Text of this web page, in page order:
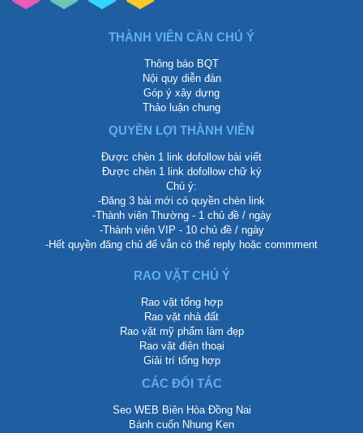
THÀNH VIÊN CẦN CHÚ Ý
Thông báo BQT
Nội quy diễn đàn
Góp ý xây dựng
Thảo luận chung
QUYỀN LỢI THÀNH VIÊN
Được chèn 1 link dofollow bài viết
Được chèn 1 link dofollow chữ ký
Chú ý:
-Đăng 3 bài mới có quyền chèn link
-Thành viên Thường - 1 chủ đề / ngày
-Thành viên VIP - 10 chủ đề / ngày
-Hết quyền đăng chủ để vẫn có thể reply hoặc commment
RAO VẶT CHÚ Ý
Rao vặt tổng hợp
Rao vặt nhà đất
Rao vặt mỹ phẩm làm đẹp
Rao vặt điện thoại
Giải trí tổng hợp
CÁC ĐỐI TÁC
Seo WEB Biên Hòa Đồng Nai
Bánh cuốn Nhung Ken